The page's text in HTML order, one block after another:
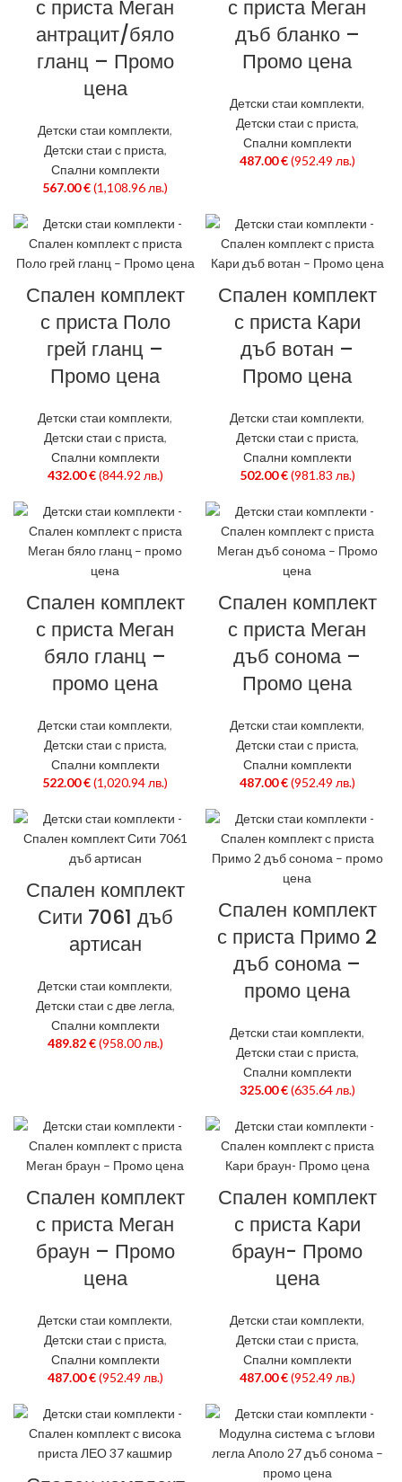
с приста Меган
антрацит/бяло
гланц – Промо
цена
Детски стаи комплекти,
Детски стаи с приста,
Спални комплекти
567.00€(1,108.96 лв.)
с приста Меган
дъб бланко –
Промо цена
Детски стаи комплекти,
Детски стаи с приста,
Спални комплекти
487.00€ (952.49 лв.)
Спален комплект
с приста Поло
грей гланц –
Промо цена
Детски стаи комплекти,
Детски стаи с приста,
Спални комплекти
432.00€ (844.92 лв.)
Спален комплект
с приста Кари
дъб вотан –
Промо цена
Детски стаи комплекти,
Детски стаи с приста,
Спални комплекти
502.00€ (981.83 лв.)
Спален комплект
с приста Меган
бяло гланц –
промо цена
Детски стаи комплекти,
Детски стаи с приста,
Спални комплекти
522.00€(1,020.94 лв.)
Спален комплект
с приста Меган
дъб сонома –
Промо цена
Детски стаи комплекти,
Детски стаи с приста,
Спални комплекти
487.00€ (952.49 лв.)
Спален комплект
Сити 7061 дъб
артисан
Детски стаи комплекти,
Детски стаи с две легла,
Спални комплекти
489.82€ (958.00 лв.)
Спален комплект
с приста Примо 2
дъб сонома –
промо цена
Детски стаи комплекти,
Детски стаи с приста,
Спални комплекти
325.00€ (635.64 лв.)
Спален комплект
с приста Меган
браун – Промо
цена
Детски стаи комплекти,
Детски стаи с приста,
Спални комплекти
487.00€ (952.49 лв.)
Спален комплект
с приста Кари
браун- Промо
цена
Детски стаи комплекти,
Детски стаи с приста,
Спални комплекти
487.00€ (952.49 лв.)